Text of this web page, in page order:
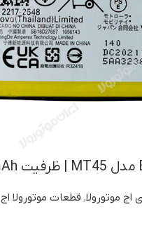
موتورولا, قطعات موتورولا اج ۲۰ پرو